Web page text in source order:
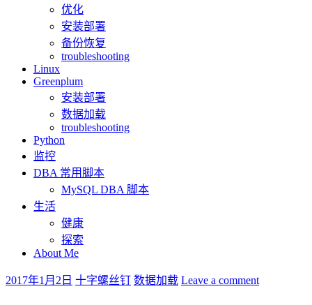
优化
安装部署
备份恢复
troubleshooting
Linux
Greenplum
安装部署
数据加载
troubleshooting
Python
监控
DBA 常用脚本
MySQL DBA 脚本
生活
健康
探索
About Me
2017年1月2日 十字螺丝钉 数据加载 Leave a comment